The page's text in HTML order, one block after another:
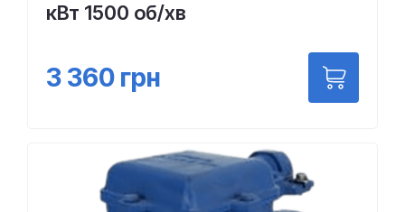
кВт 1500 об/хв
3 360 грн